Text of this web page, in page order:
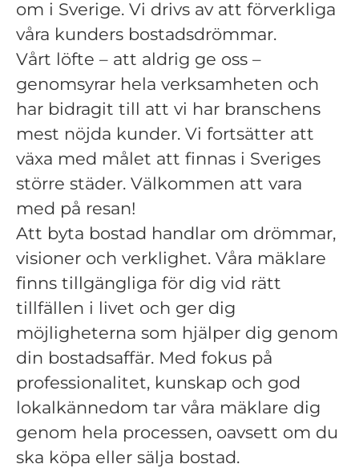
om i Sverige. Vi drivs av att förverkliga
våra kunders bostadsdrömmar.
Vårt löfte – att aldrig ge oss –
genomsyrar hela verksamheten och
har bidragit till att vi har branschens
mest nöjda kunder. Vi fortsätter att
växa med målet att finnas i Sveriges
större städer. Välkommen att vara
med på resan!
Att byta bostad handlar om drömmar,
visioner och verklighet. Våra mäklare
finns tillgängliga för dig vid rätt
tillfällen i livet och ger dig
möjligheterna som hjälper dig genom
din bostadsaffär. Med fokus på
professionalitet, kunskap och god
lokalkännedom tar våra mäklare dig
genom hela processen, oavsett om du
ska köpa eller sälja bostad.